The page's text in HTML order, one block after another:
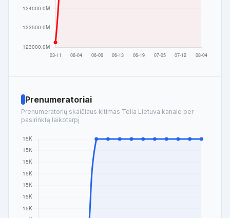
Prenumeratoriai
Prenumeratorių skaičiaus kitimas Telia Lietuva kanale per
pasirinktą laikotarpį